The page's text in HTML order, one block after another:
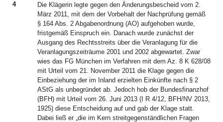
4
Die Klägerin legte gegen den Änderungsbescheid vom 2.
März 2011, mit dem der Vorbehalt der Nachprüfung gemäß
§ 164 Abs. 2 Abgabenordnung (AO) aufgehoben wurde,
fristgemäß Einspruch ein. Danach wurde zunächst der
Ausgang des Rechtsstreits über die Veranlagung für die
Veranlagungszeiträume 2001 und 2002 abgewartet. Zwar
wies das FG München im Verfahren mit dem Az. 8 K 628/08
mit Urteil vom 21. November 2011 die Klage gegen die
Einbeziehung der im Inland erzielten Einkünfte nach § 2
AStG als unbegründet ab. Jedoch hob der Bundesfinanzhof
(BFH) mit Urteil vom 26. Juni 2013 (I R 4/12, BFH/NV 2013,
1925) diese Entscheidung auf und gab der Klage statt.
Dabei ließ er „die im Kern streitgegenständlichen Fragen